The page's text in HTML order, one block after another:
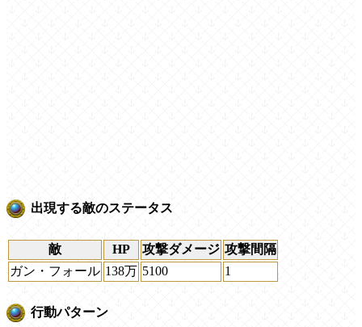
出現する敵のステータス
敵 HP 攻撃ダメージ 攻撃間隔
ガン・フォール 138万 5100 1
行動パターン